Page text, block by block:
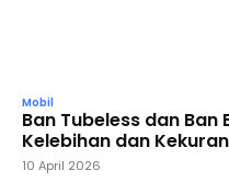
Mobil
Ban Tubeless dan
Kelebihan dan
10 April 2026